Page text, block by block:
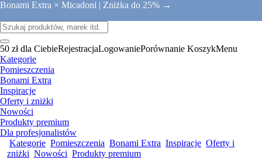
Bonami Extra × Micadoni | Zniżka do 25% →
50 zł dla CiebieRejestracjaLogowaniePorównanie KoszykMenu
Kategorie
Pomieszczenia
Bonami Extra
Inspiracje
Oferty i zniżki
Nowości
Produkty premium
Dla profesjonalistów
Kategorie Pomieszczenia Bonami Extra Inspiracje Oferty i
zniżki Nowości Produkty premium